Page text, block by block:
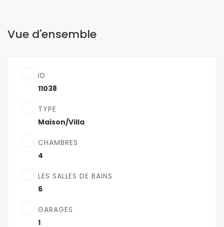
Vue d'ensemble
ID
11038
TYPE
Maison/Villa
CHAMBRES
4
LES SALLES DE BAINS
6
GARAGES
1